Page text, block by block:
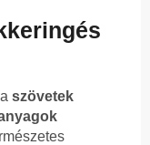
szövetek